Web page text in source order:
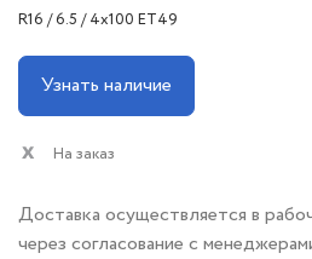
R16 / 6.5 / 4x100 ET49
Узнать наличие
На заказ
Доставка осуществляется в
через согласование с